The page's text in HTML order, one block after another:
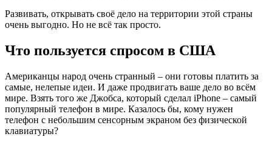
Развивать, открывать своё дело на территории этой страны
очень выгодно. Но не всё так просто.
Что пользуется спросом в США
Американцы народ очень странный – они готовы платить за
самые, нелепые идеи. И даже продвигать ваше дело во всём
мире. Взять того же Джобса, который сделал iPhone – самый
популярный телефон в мире. Казалось бы, кому нужен
телефон с небольшим сенсорным экраном без физической
клавиатуры?